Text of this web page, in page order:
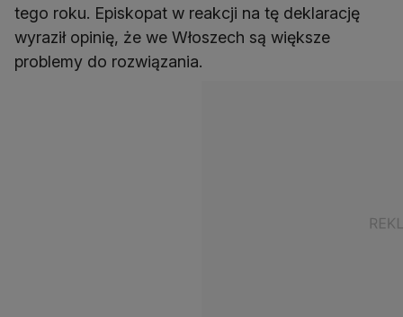
tego roku. Episkopat w reakcji na tę deklarację
wyraził opinię, że we Włoszech są większe
problemy do rozwiązania.